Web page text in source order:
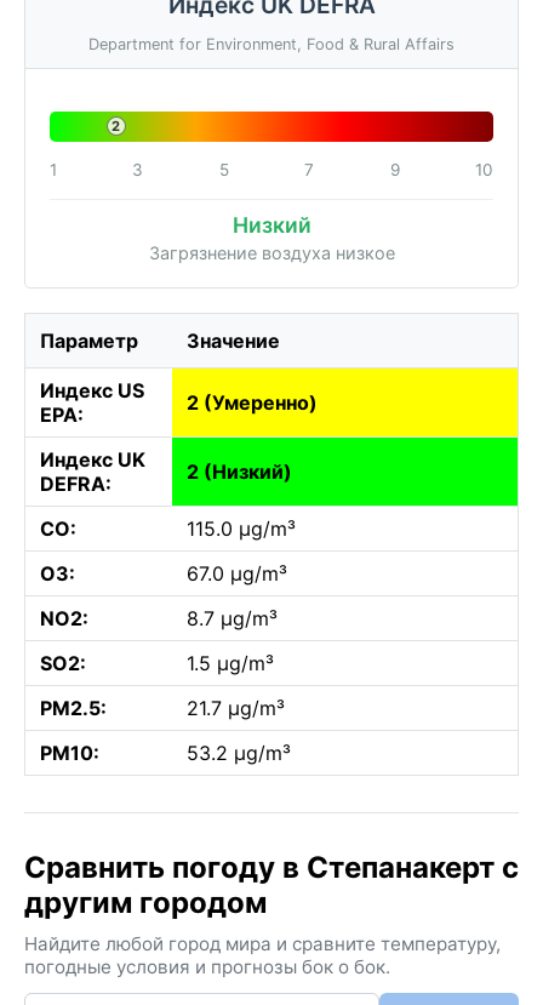
Department for Environment, Food & Rural Affairs
2
1 3 5 7 9 10
Низкий
Загрязнение воздуха низкое
Параметр Значение
Индекс US
EPA:
2 (Умеренно)
Индекс UK
DEFRA:
2 (Низкий)
CO:
115.0 µg/m³
O3:
67.0 µg/m³
NO2:
8.7 µg/m³
SO2:
1.5 µg/m³
PM2.5:
21.7 µg/m³
PM10:
53.2 µg/m³
Сравнить погоду в Степанакерт с
другим городом
Найдите любой город мира и сравните температуру,
погодные условия и прогнозы бок о бок.